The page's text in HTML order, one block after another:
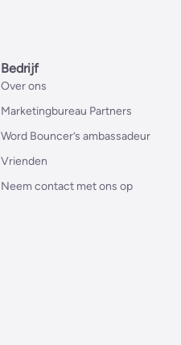
Bedrijf
Over ons
Marketingbureau Partners
Word Bouncer’s ambassadeur
Vrienden
Neem contact met ons op